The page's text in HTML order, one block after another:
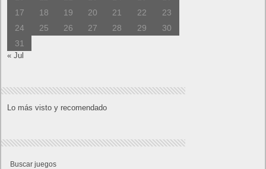
17
18 19 20 21 22
23
24
25 26 27 28 29
30
31
« Jul
Lo más visto y recomendado
Buscar juegos